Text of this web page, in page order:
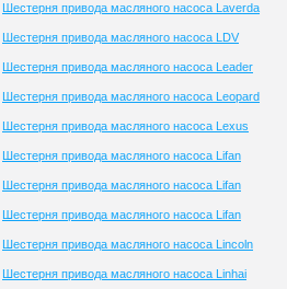
Шестерня привода масляного насоса Laverda
Шестерня привода масляного насоса LDV
Шестерня привода масляного насоса Leader
Шестерня привода масляного насоса Leopard
Шестерня привода масляного насоса Lexus
Шестерня привода масляного насоса Lifan
Шестерня привода масляного насоса Lifan
Шестерня привода масляного насоса Lifan
Шестерня привода масляного насоса Lincoln
Шестерня привода масляного насоса Linhai